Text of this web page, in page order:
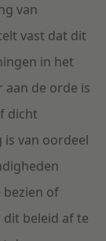
van
vast dat dit
in het
de orde is
dicht
van oordeel
of
beleid af te